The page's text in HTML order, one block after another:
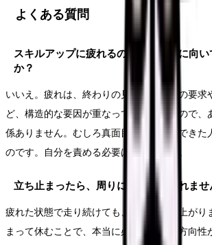
よくある質問
スキルアップに疲れるのは、看護師に向
か？
いいえ。疲れは、終わりの見えない学びの要求
ど、構造的な要因が重なって生まれるもので、
係ありません。むしろ真面目に取り組んできた
のです。自分を責める必要はありません。
立ち止まったら、周りに置いていかれませ
疲れた状態で走り続けても、学びの質は上がり
まって休むことで、本当に必要な学びや方向性